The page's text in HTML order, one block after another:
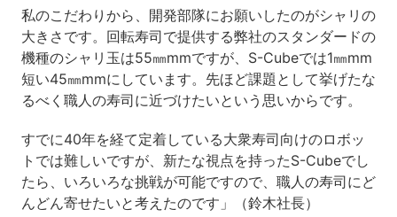
私のこだわりから、開発部隊にお願いしたのがシャリの
大きさです。回転寿司で提供する弊社のスタンダードの
機種のシャリ玉は55㎜mmですが、S-Cubeでは1㎜mm
短い45㎜mmにしています。先ほど課題として挙げたな
るべく職人の寿司に近づけたいという思いからです。
すでに40年を経て定着している大衆寿司向けのロボッ
トでは難しいですが、新たな視点を持ったS-Cubeでし
たら、いろいろな挑戦が可能ですので、職人の寿司にど
んどん寄せたいと考えたのです」（鈴木社長）